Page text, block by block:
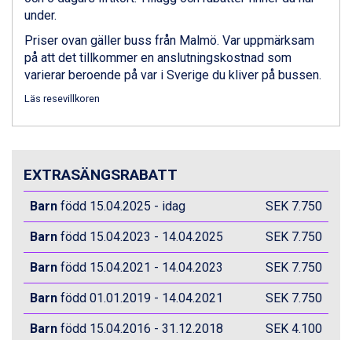
Canazei från 7.195 kr.
Livigno från 5.595 kr.
Ponte di Legno från 7.395 kr.
Bad Gastein från 6.295 kr.
Alleghe från 8.545 kr.
Arabba från 11.045 kr.
Bad Hofgastein från 8.595 kr.
Passo Tonale från 5.895 kr.
Sölden från 12.995 kr.
Saalbach från 9.445 kr.
Champoluc från 5.945 kr.
Sestriere från 6.945 kr.
Ischgl från 11.295 kr.
Wagrain från 7.095 kr.
Fieberbrunn från 9.645 kr.
Val Thorens från 8.395 kr.
under.
Priser ovan gäller buss från Malmö. Var uppmärksam
på att det tillkommer en anslutningskostnad som
varierar beroende på var i Sverige du kliver på bussen.
Läs resevillkoren
EXTRASÄNGSRABATT
Barn född 15.04.2025 - idag SEK 7.750
Barn född 15.04.2023 - 14.04.2025 SEK 7.750
Barn född 15.04.2021 - 14.04.2023 SEK 7.750
Barn född 01.01.2019 - 14.04.2021 SEK 7.750
Barn född 15.04.2016 - 31.12.2018 SEK 4.100